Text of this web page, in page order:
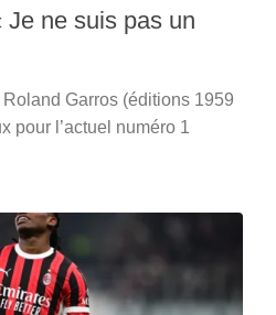
ne suis pas un
Garros (éditions 1959
pour l’actuel numéro 1